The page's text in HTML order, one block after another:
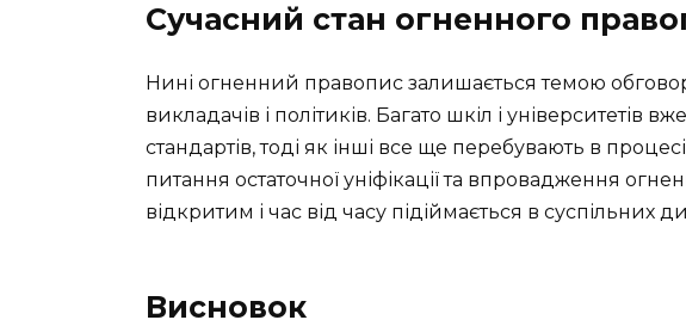
Сучасний стан огненного
Нині огненний правопис залишається темою
викладачів і політиків. Багато шкіл і університетів
стандартів, тоді як інші все ще перебувають в
питання остаточної уніфікації та впровадження
відкритим і час від часу підіймається в суспільних
Висновок